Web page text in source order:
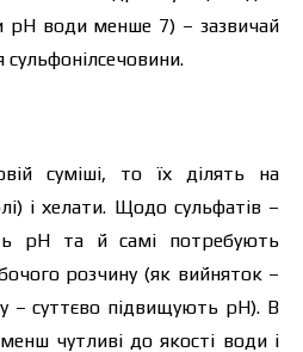
рН води менше 7) – зазвичай
сульфонілсечовини.
суміші, то їх ділять на
і хелати. Щодо сульфатів –
рН та й самі потребують
розчину (як вийняток –
– суттєво підвищують рН). В
чутливі до якості води і